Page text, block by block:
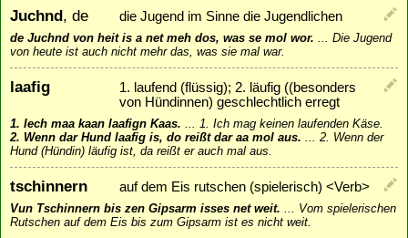
Juchnd, de die Jugend im Sinne die Jugendlichen
de Juchnd von heit is a net meh dos, was se mol wor. ... Die Jugend
von heute ist auch nicht mehr das, was sie mal war.
laafig
1. laufend (flüssig); 2. läufig ((besonders
von Hündinnen) geschlechtlich erregt
1. Iech maa kaan laafign Kaas. ... 1. Ich mag keinen laufenden Käse.
2. Wenn dar Hund laafig is, do reißt dar aa mol aus. ... 2. Wenn der
Hund (Hündin) läufig ist, da reißt er auch mal aus.
tschinnern auf dem Eis rutschen (spielerisch) <Verb>
Vun Tschinnern bis zen Gipsarm isses net weit. ... Vom spielerischen
Rutschen auf dem Eis bis zum Gipsarm ist es nicht weit.